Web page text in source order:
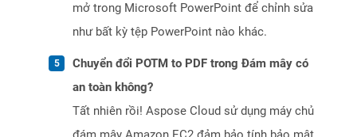
mở trong Microsoft PowerPoint để chỉnh sửa
như bất kỳ tệp PowerPoint nào khác.
Chuyển đổi POTM to PDF trong Đám mây có
an toàn không?
Tất nhiên rồi! Aspose Cloud sử dụng máy chủ